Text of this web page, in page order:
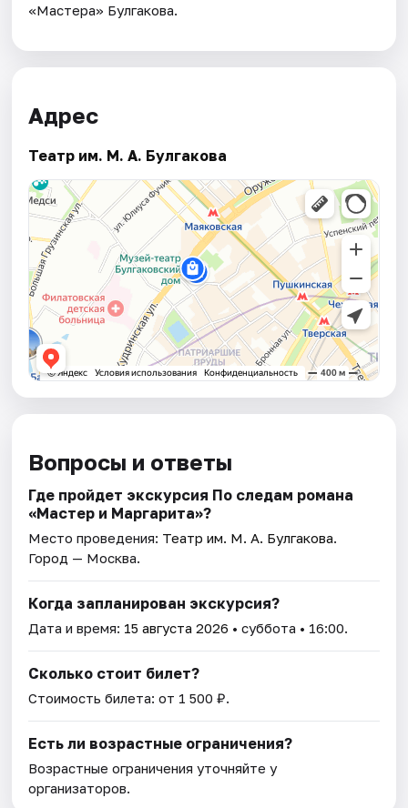
«Мастера» Булгакова.
Адрес
Театр им. М. А. Булгакова
Вопросы и ответы
Где пройдет экскурсия По следам романа
«Мастер и Маргарита»?
Место проведения: Театр им. М. А. Булгакова.
Город — Москва.
Когда запланирован экскурсия?
Дата и время: 15 августа 2026 • суббота • 16:00.
Сколько стоит билет?
Стоимость билета: от 1 500 ₽.
Есть ли возрастные ограничения?
Возрастные ограничения уточняйте у
организаторов.